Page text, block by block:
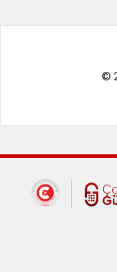
©
Dış